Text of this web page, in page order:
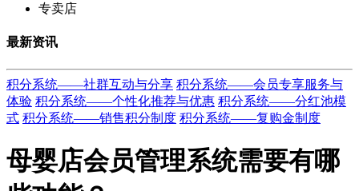
专卖店
最新资讯
积分系统——社群互动与分享 积分系统——会员专享服务与
体验 积分系统——个性化推荐与优惠 积分系统——分红池模
式 积分系统——销售积分制度 积分系统——复购金制度
母婴店会员管理系统需要有哪